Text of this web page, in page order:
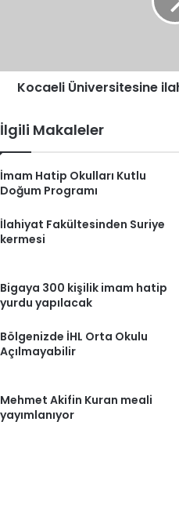
Kocaeli Üniversitesine
İlgili Makaleler
İmam Hatip Okulları Kutlu
Doğum Programı
İlahiyat Fakültesinden Suriye
kermesi
Bigaya 300 kişilik imam hatip
yurdu yapılacak
Bölgenizde İHL Orta Okulu
Açılmayabilir
Mehmet Akifin Kuran meali
yayımlanıyor